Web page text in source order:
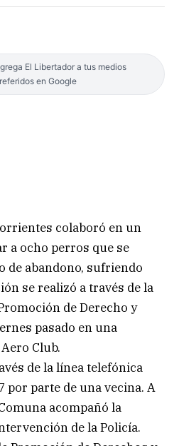
El Libertador a tus medios
en Google
colaboró en un
a ocho perros que se
de abandono, sufriendo
se realizó a través de la
de Derecho y
pasado en una
Club.
de la línea telefónica
parte de una vecina. A
acompañó la
de la Policía.